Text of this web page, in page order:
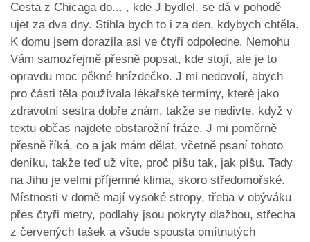
Cesta z Chicaga do... , kde J bydlel, se dá v pohodě
ujet za dva dny. Stihla bych to i za den, kdybych chtěla.
K domu jsem dorazila asi ve čtyři odpoledne. Nemohu
Vám samozřejmě přesně popsat, kde stojí, ale je to
opravdu moc pěkné hnízdečko. J mi nedovolí, abych
pro části těla používala lékařské termíny, které jako
zdravotní sestra dobře znám, takže se nedivte, když v
textu občas najdete obstarožní fráze. J mi poměrně
přesně říká, co a jak mám dělat, včetně psaní tohoto
deníku, takže teď už víte, proč píšu tak, jak píšu. Tady
na Jihu je velmi příjemné klima, skoro středomořské.
Místnosti v domě mají vysoké stropy, třeba v obýváku
přes čtyři metry, podlahy jsou pokryty dlažbou, střecha
z červených tašek a všude spousta omítnutých